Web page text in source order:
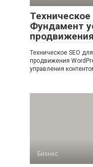
Техническое
Фундамент
Техническое SEO
продвижения
управления
Бизнес